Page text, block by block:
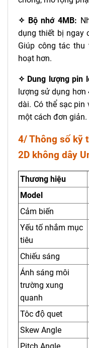
✧ Bộ nhớ 4MB:
dụng thiết bị ngay
Giúp công tác
hoạt hơn.
✧ Dung lượng pin
lượng sử dụng
dài. Có thể sạc
một cách đơn giản.
4/ Thông số kỹ
2D không dây
Thương hiệu
Model
Cảm biến
Yếu tố nhắm mục
tiêu
Chiếu sáng
Ánh sáng môi
trường xung
quanh
Tôc độ quet
Skew Angle